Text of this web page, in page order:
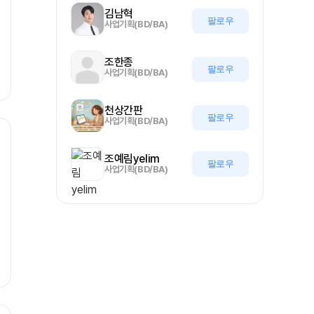
김남혁
사업기획(BD/BA) 팔로우
조한종
사업기획(BD/BA) 팔로우
천상간판
사업기획(BD/BA) 팔로우
조예림yelim
사업기획(BD/BA)
팔로우